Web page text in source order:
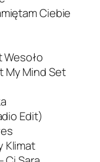
Ciebie
Wesoło
My Mind Set
Edit)
Klimat